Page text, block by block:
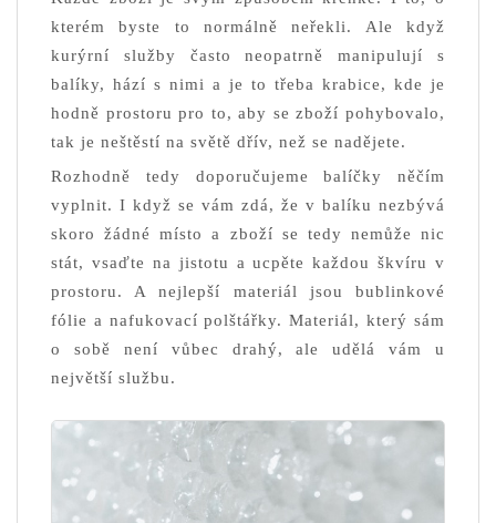
kterém byste to normálně neřekli. Ale když
kurýrní služby často neopatrně manipulují s
balíky, hází s nimi a je to třeba krabice, kde je
hodně prostoru pro to, aby se zboží pohybovalo,
tak je neštěstí na světě dřív, než se nadějete.
Rozhodně tedy doporučujeme balíčky něčím
vyplnit. I když se vám zdá, že v balíku nezbývá
skoro žádné místo a zboží se tedy nemůže nic
stát, vsaďte na jistotu a ucpěte každou škvíru v
prostoru. A nejlepší materiál jsou bublinkové
fólie a nafukovací polštářky. Materiál, který sám
o sobě není vůbec drahý, ale udělá vám u
největší službu.